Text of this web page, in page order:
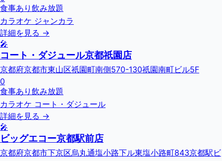
食事あり 飲み放題
カラオケ ジャンカラ
詳細を見る →
🎤
コート・ダジュール京都祇園店
京都府京都市東山区祇園町南側570-130祇園南町ビル5F
0
食事あり 飲み放題
カラオケ コート・ダジュール
詳細を見る →
🎤
ビッグエコー京都駅前店
京都府京都市下京区烏丸通塩小路下ル東塩小路町843京都駅ビ